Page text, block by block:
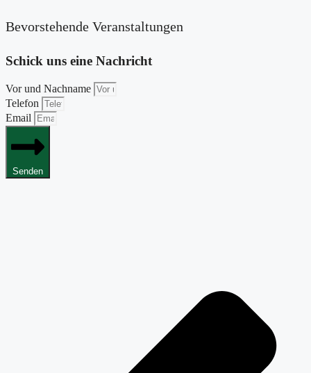
Bevorstehende Veranstaltungen
Schick uns eine Nachricht
Vor und Nachname
Telefon
Email
Senden